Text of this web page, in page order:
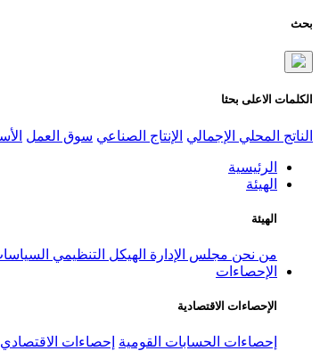
بحث
الكلمات الاعلى بحثا
الناتج المحلي الإجمالي الإنتاج الصناعي سوق العمل
الرئيسية
الهيئة
الهيئة
من نحن مجلس الإدارة الهيكل التنظيمي
الإحصاءات
الإحصاءات الاقتصادية
إحصاءات الحسابات القومية إحصاءات